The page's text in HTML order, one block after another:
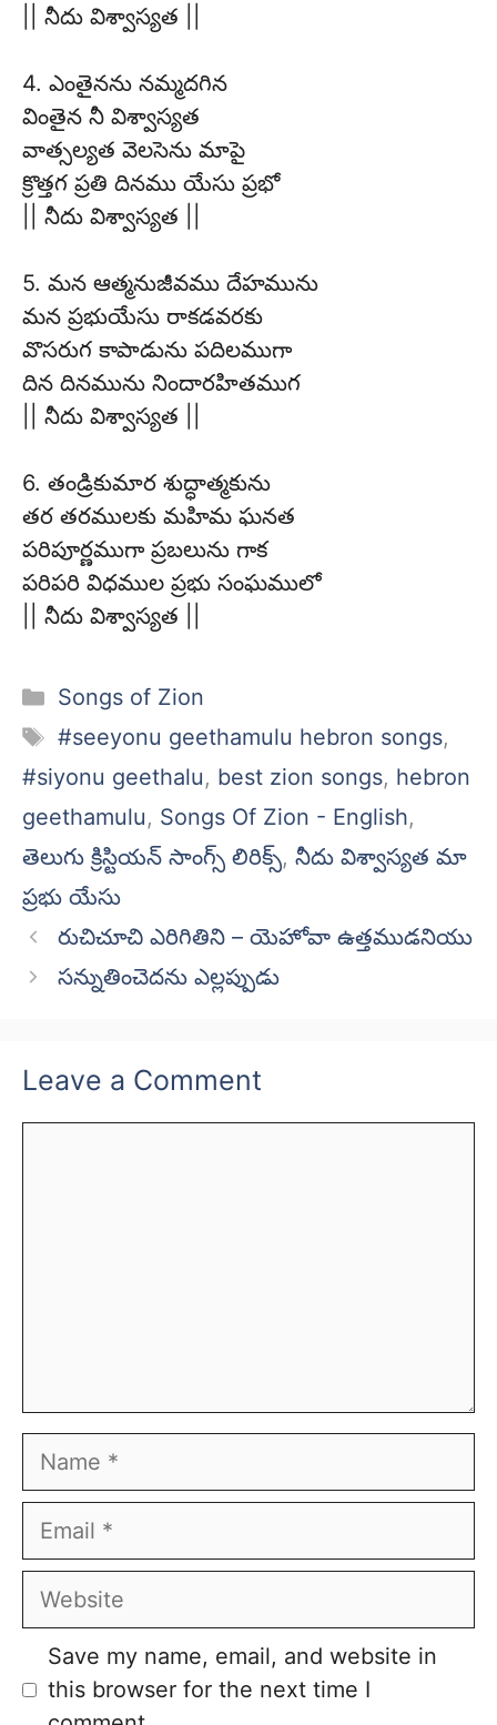
|| నీదు విశ్వాస్యత ||
4. ఎంతైనను నమ్మదగిన
వింతైన నీ విశ్వాస్యత
వాత్సల్యత వెలసెను మాపై
క్రొత్తగ ప్రతి దినము యేసు ప్రభో
|| నీదు విశ్వాస్యత ||
5. మన ఆత్మనుజీవము దేహమును
మన ప్రభుయేసు రాకడవరకు
వొసరుగ కాపాడును పదిలముగా
దిన దినమును నిందారహితముగ
|| నీదు విశ్వాస్యత ||
6. తండ్రికుమార శుద్ధాత్మకును
తర తరములకు మహిమ ఘనత
పరిపూర్ణముగా ప్రబలును గాక
పరిపరి విధముల ప్రభు సంఘములో
|| నీదు విశ్వాస్యత ||
Categories
Songs of Zion
Tags
#seeyonu geethamulu hebron songs,
#siyonu geethalu, best zion songs, hebron
geethamulu, Songs Of Zion - English,
తెలుగు క్రిస్టియన్ సాంగ్స్ లిరిక్స్, నీదు విశ్వాస్యత మా
ప్రభు యేసు
రుచిచూచి ఎరిగితిని – యెహోవా ఉత్తముడనియు
సన్నుతించెదను ఎల్లప్పుడు
Leave a Comment
Name
Email
Website
Save my name, email, and website in
this browser for the next time I